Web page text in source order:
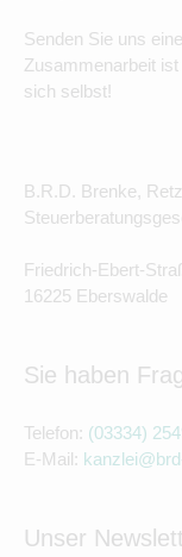
Senden Sie uns
Zusammenarbeit
sich selbst!
B.R.D. Brenke,
Friedrich-Ebert-
16225 Eberswalde
Sie haben
Telefon: (03334)
E-Mail:
Unser